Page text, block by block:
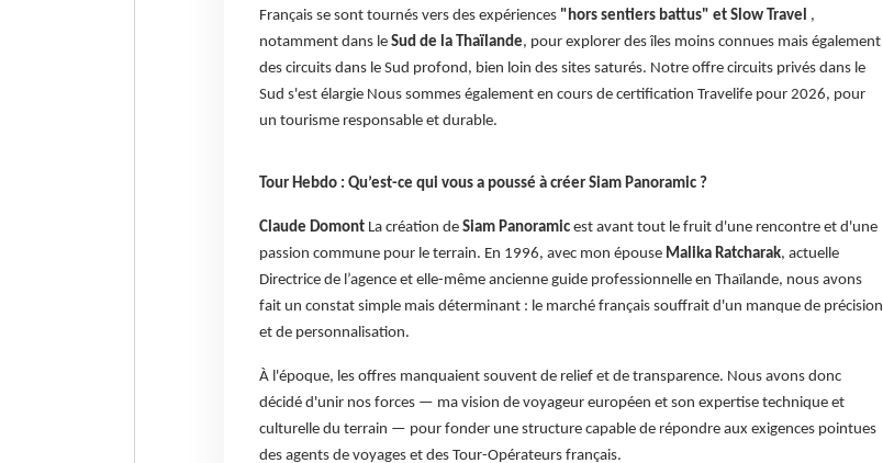
Français se sont tournés vers des expériences "hors sentiers battus" et Slow Travel ,
notamment dans le Sud de la Thaïlande, pour explorer des îles moins connues mais également
des circuits dans le Sud profond, bien loin des sites saturés. Notre offre circuits privés dans le
Sud s'est élargie Nous sommes également en cours de certification Travelife pour 2026, pour
un tourisme responsable et durable.
Tour Hebdo : Qu’est-ce qui vous a poussé à créer Siam Panoramic ?
Claude Domont La création de Siam Panoramicest avant tout le fruit d'une rencontre et d'une
passion commune pour le terrain. En 1996, avec mon épouse Malika Ratcharak, actuelle
Directrice de l’agence et elle-même ancienne guide professionnelle en Thaïlande, nous avons
fait un constat simple mais déterminant : le marché français souffrait d'un manque de précision
et de personnalisation.
À l'époque, les offres manquaient souvent de relief et de transparence. Nous avons donc
décidé d'unir nos forces — ma vision de voyageur européen et son expertise technique et
culturelle du terrain — pour fonder une structure capable de répondre aux exigences pointues
des agents de voyages et des Tour-Opérateurs français.